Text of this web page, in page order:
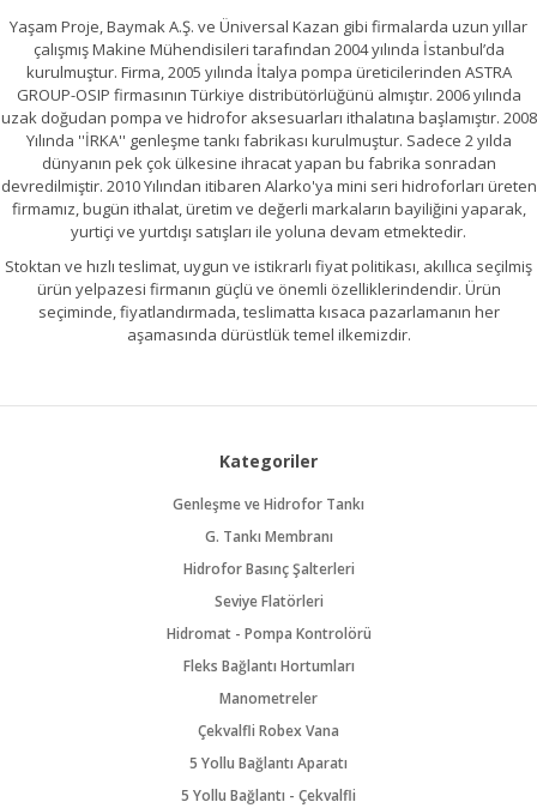
Yaşam Proje, Baymak A.Ş. ve Üniversal Kazan gibi firmalarda uzun yıllar
çalışmış Makine Mühendisileri tarafından 2004 yılında İstanbul’da
kurulmuştur. Firma, 2005 yılında İtalya pompa üreticilerinden ASTRA
GROUP-OSIP firmasının Türkiye distribütörlüğünü almıştır. 2006 yılında
uzak doğudan pompa ve hidrofor aksesuarları ithalatına başlamıştır. 2008
Yılında ''İRKA'' genleşme tankı fabrikası kurulmuştur. Sadece 2 yılda
dünyanın pek çok ülkesine ihracat yapan bu fabrika sonradan
devredilmiştir. 2010 Yılından itibaren Alarko'ya mini seri hidroforları üreten
firmamız, bugün ithalat, üretim ve değerli markaların bayiliğini yaparak,
yurtiçi ve yurtdışı satışları ile yoluna devam etmektedir.
Stoktan ve hızlı teslimat, uygun ve istikrarlı fiyat politikası, akıllıca seçilmiş
ürün yelpazesi firmanın güçlü ve önemli özelliklerindendir. Ürün
seçiminde, fiyatlandırmada, teslimatta kısaca pazarlamanın her
aşamasında dürüstlük temel ilkemizdir.
Kategoriler
Genleşme ve Hidrofor Tankı
G. Tankı Membranı
Hidrofor Basınç Şalterleri
Seviye Flatörleri
Hidromat - Pompa Kontrolörü
Fleks Bağlantı Hortumları
Manometreler
Çekvalfli Robex Vana
5 Yollu Bağlantı Aparatı
5 Yollu Bağlantı - Çekvalfli